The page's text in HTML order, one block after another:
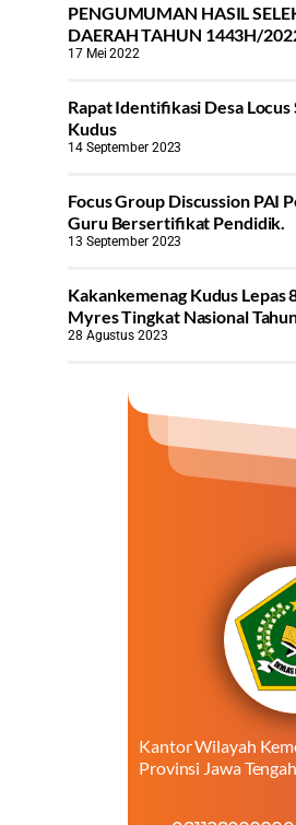
PENGUMUMAN HASIL
DAERAH TAHUN 1443H/
17 Mei 2022
Rapat Identifikasi Desa
Kudus
14 September 2023
Focus Group Discussion PAI
Guru Bersertifikat Pendidik.
13 September 2023
Kakankemenag Kudus Lepas
Myres Tingkat Nasional
28 Agustus 2023
Kantor Wilayah
Provinsi Jawa Tengah